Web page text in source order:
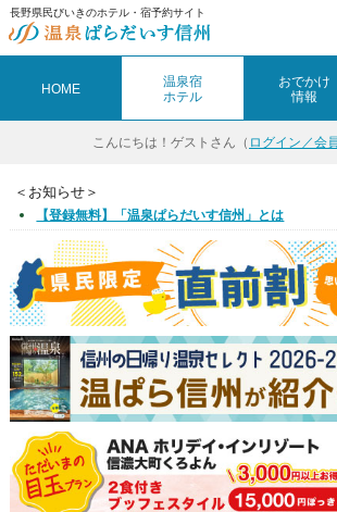
長野県民びいきのホテル・宿予約サイト
HOME
温泉宿
ホテル
おでかけ
情報
こんにちは！ ゲストさん（ ログイン／会
＜お知らせ＞
【登録無料】「温泉ぱらだいす信州」とは